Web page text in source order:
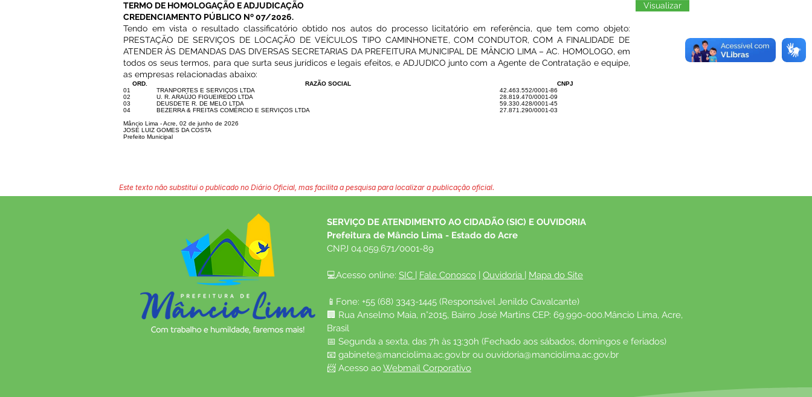
TERMO DE HOMOLOGAÇÃO E ADJUDICAÇÃO
CREDENCIAMENTO PÚBLICO Nº 07/2026.
Tendo em vista o resultado classificatório obtido nos autos do processo licitatório em referência, que tem como objeto:
PRESTAÇÃO DE SERVIÇOS DE LOCAÇÃO DE VEÍCULOS TIPO CAMINHONETE, COM CONDUTOR, COM A FINALIDADE DE
ATENDER ÀS DEMANDAS DAS DIVERSAS SECRETARIAS DA PREFEITURA MUNICIPAL DE MÂNCIO LIMA – AC. HOMOLOGO, em
todos os seus termos, para que surta seus jurídicos e legais efeitos, e ADJUDICO junto com a Agente de Contratação e equipe,
as empresas relacionadas abaixo:
ORD. RAZÃO SOCIAL
CNPJ
01
TRANPORTES E SERVIÇOS LTDA
42.463.552/0001-86
02
U. R. ARAÚJO FIGUEIREDO LTDA
28.819.470/0001-09
03
DEUSDETE R. DE MELO LTDA
59.330.428/0001-45
04
BEZERRA & FREITAS COMÉRCIO E SERVIÇOS LTDA
27.871.290/0001-03
Mâncio Lima - Acre, 02 de junho de 2026
JOSÉ LUIZ GOMES DA COSTA
Prefeito Municipal
Visualizar
Este texto não substitui o publicado no Diário Oficial, mas facilita a pesquisa para localizar a publicação oficial.
SERVIÇO DE ATENDIMENTO AO CIDADÃO (SIC) E OUVIDORIA
Prefeitura de Mâncio Lima - Estado do Acre
CNPJ 04.059.671/0001-89
💻Acesso online: SIC | Fale Conosco | Ouvidoria | Mapa do Site
📱Fone: +55 (68) 3343-1445 (Responsável Jenildo Cavalcante)
🏢 Rua Anselmo Maia, n°2015, Bairro José Martins CEP: 69.990-000.Mâncio Lima, Acre,
Brasil
📅 Segunda a sexta, das 7h às 13:30h (Fechado aos sábados, domingos e feriados)
📧 gabinete@manciolima.ac.gov.br ou ouvidoria@manciolima.ac.gov.br
📨 Acesso ao Webmail Corporativo